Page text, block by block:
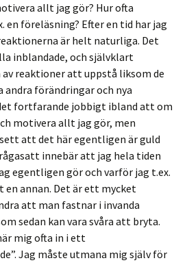
allt jag gör? Hur ofta
en föreläsning? Efter en tid har jag
är helt naturliga. Det
inblandade, och självklart
reaktioner att uppstå liksom de
förändringar och nya
fortfarande jobbigt ibland att om
motivera allt jag gör, men
att det här egentligen är guld
innebär att jag hela tiden
egentligen gör och varför jag t.ex.
annan. Det är ett mycket
att man fastnar i invanda
sedan kan vara svåra att bryta.
mig ofta in i ett
Jag måste utmana mig själv för